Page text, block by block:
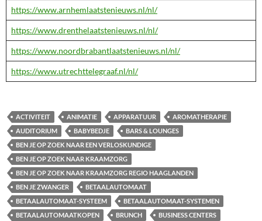
https://www.arnhemlaatstenieuws.nl/nl/
https://www.drenthelaatstenieuws.nl/nl/
https://www.noordbrabantlaatstenieuws.nl/nl/
https://www.utrechttelegraaf.nl/nl/
ACTIVITEIT ANIMATIE APPARATUUR
AROMATHERAPIE
AUDITORIUM
BABYBEDJE
BARS & LOUNGES
BEN JE OP ZOEK NAAR EEN VERLOSKUNDIGE
BEN JE OP ZOEK NAAR KRAAMZORG
BEN JE OP ZOEK NAAR KRAAMZORG REGIO HAAGLANDEN
BEN JE ZWANGER
BETAALAUTOMAAT
BETAALAUTOMAAT-SYSTEEM
BETAALAUTOMAAT-SYSTEMEN
BETAALAUTOMAATKOPEN
BRUNCH BUSINESS CENTERS